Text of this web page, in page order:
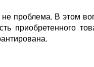
проблема. В этом
приобретенного